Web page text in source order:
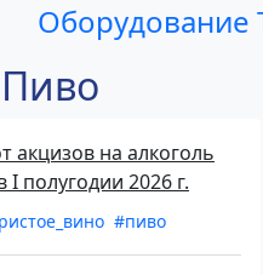
Оборудование
Пиво
акцизов на алкоголь
I полугодии 2026 г.
#пиво